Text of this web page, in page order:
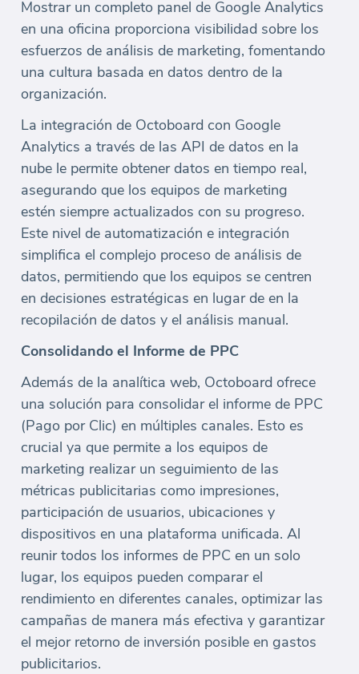
Mostrar un completo panel de Google Analytics
en una oficina proporciona visibilidad sobre los
esfuerzos de análisis de marketing, fomentando
una cultura basada en datos dentro de la
organización.
La integración de Octoboard con Google
Analytics a través de las API de datos en la
nube le permite obtener datos en tiempo real,
asegurando que los equipos de marketing
estén siempre actualizados con su progreso.
Este nivel de automatización e integración
simplifica el complejo proceso de análisis de
datos, permitiendo que los equipos se centren
en decisiones estratégicas en lugar de en la
recopilación de datos y el análisis manual.
Consolidando el Informe de PPC
Además de la analítica web, Octoboard ofrece
una solución para consolidar el informe de PPC
(Pago por Clic) en múltiples canales. Esto es
crucial ya que permite a los equipos de
marketing realizar un seguimiento de las
métricas publicitarias como impresiones,
participación de usuarios, ubicaciones y
dispositivos en una plataforma unificada. Al
reunir todos los informes de PPC en un solo
lugar, los equipos pueden comparar el
rendimiento en diferentes canales, optimizar las
campañas de manera más efectiva y garantizar
el mejor retorno de inversión posible en gastos
publicitarios.